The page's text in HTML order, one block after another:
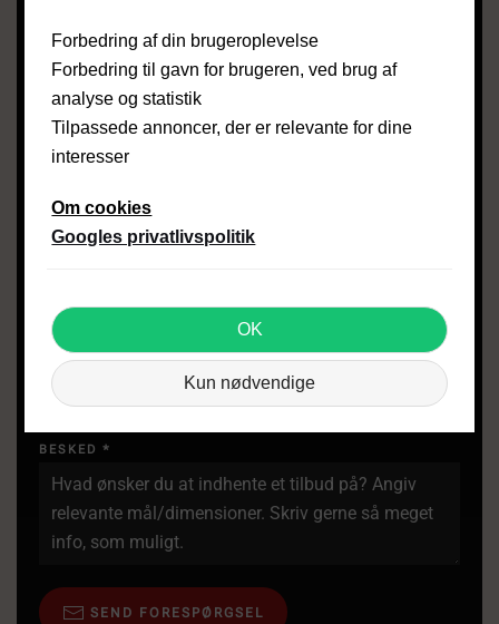
EMAIL
POSTNUMMER & BY
Den samlede størrelse på billeder må ikke
overstige 5 mb.
BESKED *
SEND FORESPØRGSEL
Forbedring af din brugeroplevelse
Forbedring til gavn for brugeren, ved brug af
analyse og statistik
Tilpassede annoncer, der er relevante for dine
interesser
Om cookies
Googles privatlivspolitik
OK
Kun nødvendige